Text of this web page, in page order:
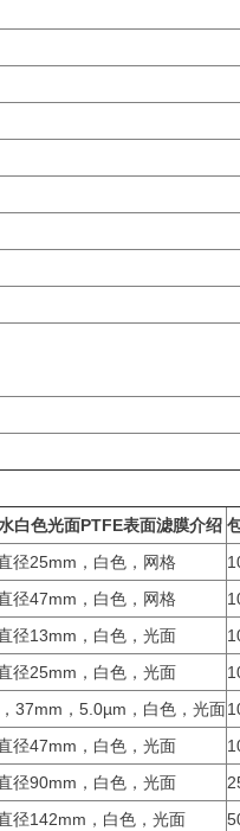
白色光面PTFE表面滤膜介绍
径25mm，白色，网格
径47mm，白色，网格
径13mm，白色，光面
径25mm，白色，光面
37mm，5.0µm，白色，光面
径47mm，白色，光面
径90mm，白色，光面
径142mm，白色，光面